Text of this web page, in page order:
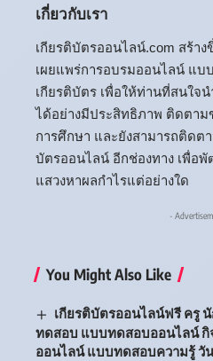
เกี่ยวกับเรา
เกียรติบัตรออนไลน์.com สร้า
เผยแพร่การอบรมออนไลน์ แบ
เกียรติบัตร เพื่อให้ท่านที่สนใจ
ได้อย่างมีประสิทธิภาพ ติดตาม
การศึกษา และยังสามารถติดต
บัตรออนไลน์ อีกช่องทาง เพื่อ
แสวงหาผลกำไรแต่อย่างใด
-
You Might Also Like
เกียรติบัตรออนไลน์ฟรี ครู
ทดสอบ แบบทดสอบออนไลน์ กิ
ออนไลน์ แบบทดสอบความรู้ วั